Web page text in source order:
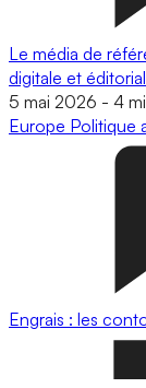
Le média de
digitale et
5 mai 2026 - 4
Europe Politique
Engrais : les